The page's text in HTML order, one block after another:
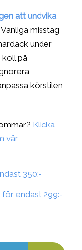
att undvika
misstag
under
koll på
körstilen
Klicka
vår
350:-
endast 299:-